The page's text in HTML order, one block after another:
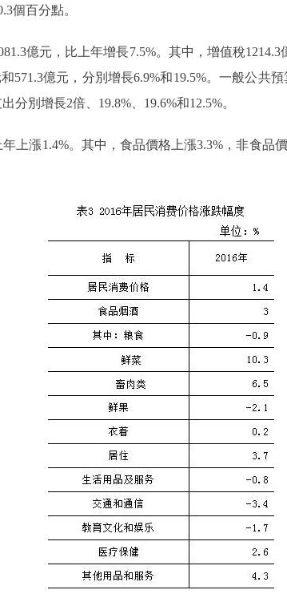
個百分點。
億元，比上年增長7.5%。其中，增值稅1214.3
571.3億元，分別增長6.9%和19.5%。一般公共
別增長2倍、19.8%、19.6%和12.5%。
漲1.4%。其中，食品價格上漲3.3%，非食品